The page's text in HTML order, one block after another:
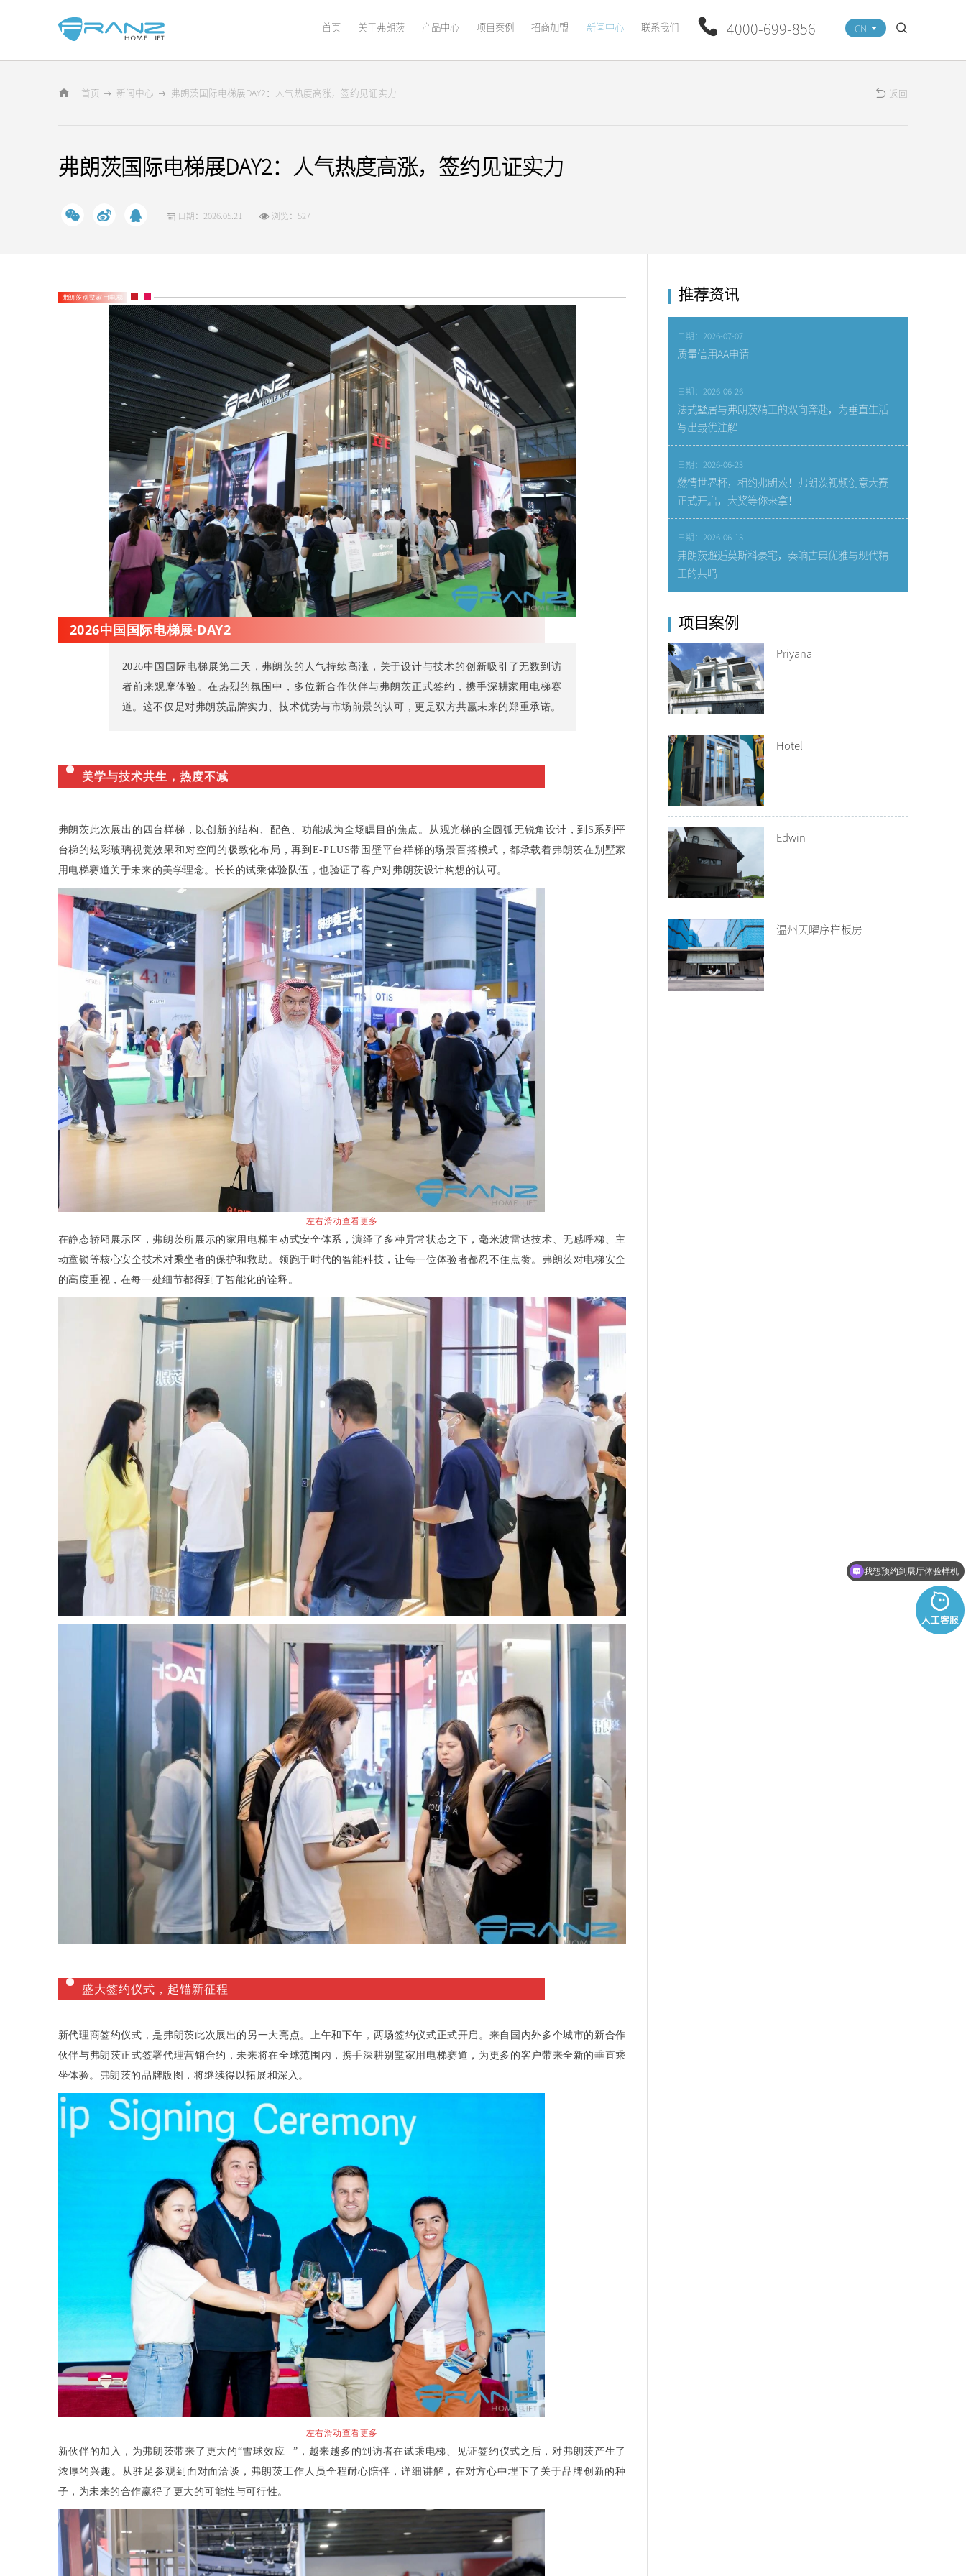
首页 关于弗朗茨 产品中心 项目案例 招商加盟 新闻中心 联系我们 4000-699-856 CN
首页 新闻中心 弗朗茨国际电梯展DAY2：人气热度高涨，签约见证实力 返回
弗朗茨国际电梯展DAY2：人气热度高涨，签约见证实力
日期：2026.05.21 浏览：527
弗朗茨别墅家用电梯
2026中国国际电梯展·DAY2
2026中国国际电梯展第二天，弗朗茨的人气持续高涨，关于设计与技术的创新吸引了无数到访
者前来观摩体验。在热烈的氛围中，多位新合作伙伴与弗朗茨正式签约，携手深耕家用电梯赛
道。这不仅是对弗朗茨品牌实力、技术优势与市场前景的认可，更是双方共赢未来的郑重承诺。
美学与技术共生，热度不减
弗朗茨此次展出的四台样梯，以创新的结构、配色、功能成为全场瞩目的焦点。从观光梯的全圆弧无锐角设计，到S系列平
台梯的炫彩玻璃视觉效果和对空间的极致化布局，再到E-PLUS带围壁平台样梯的场景百搭模式，都承载着弗朗茨在别墅家
用电梯赛道关于未来的美学理念。长长的试乘体验队伍，也验证了客户对弗朗茨设计构想的认可。
左右滑动查看更多
在静态轿厢展示区，弗朗茨所展示的家用电梯主动式安全体系，演绎了多种异常状态之下，毫米波雷达技术、无感呼梯、主
动童锁等核心安全技术对乘坐者的保护和救助。领跑于时代的智能科技，让每一位体验者都忍不住点赞。弗朗茨对电梯安全
的高度重视，在每一处细节都得到了智能化的诠释。
盛大签约仪式，起锚新征程
新代理商签约仪式，是弗朗茨此次展出的另一大亮点。上午和下午，两场签约仪式正式开启。来自国内外多个城市的新合作
伙伴与弗朗茨正式签署代理营销合约，未来将在全球范围内，携手深耕别墅家用电梯赛道，为更多的客户带来全新的垂直乘
坐体验。弗朗茨的品牌版图，将继续得以拓展和深入。
左右滑动查看更多
新伙伴的加入，为弗朗茨带来了更大的“雪球效应
”，越来越多的到访者在试乘电梯、见证签约仪式之后，对弗朗茨产生了
浓厚的兴趣。从驻足参观到面对面洽谈，弗朗茨工作人员全程耐心陪伴，详细讲解，在对方心中埋下了关于品牌创新的种
子，为未来的合作赢得了更大的可能性与可行性。
推荐资讯
日期：2026-07-07
质量信用AA申请
日期：2026-06-26
法式墅居与弗朗茨精工的双向奔赴，为垂直生活
写出最优注解
日期：2026-06-23
燃情世界杯，相约弗朗茨！弗朗茨视频创意大赛
正式开启，大奖等你来拿！
日期：2026-06-13
弗朗茨邂逅莫斯科豪宅，奏响古典优雅与现代精
工的共鸣
项目案例
Priyana
Hotel
Edwin
温州天曜序样板房
最小尺寸要多少可以安装？